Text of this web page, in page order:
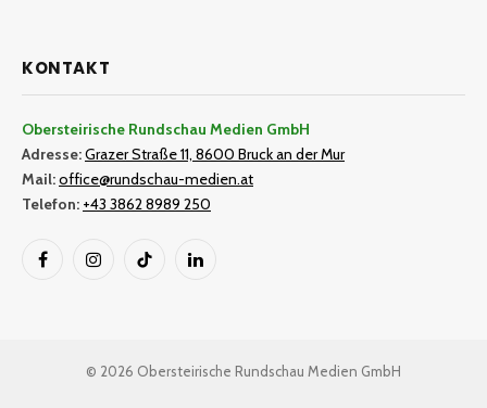
KONTAKT
Obersteirische Rundschau Medien GmbH
Adresse:Grazer Straße 11, 8600 Bruck an der Mur
Mail:office@rundschau-medien.at
Telefon: +43 3862 8989 250
FacebookInstagramTikTok LinkedIn
© 2026 Obersteirische Rundschau Medien GmbH